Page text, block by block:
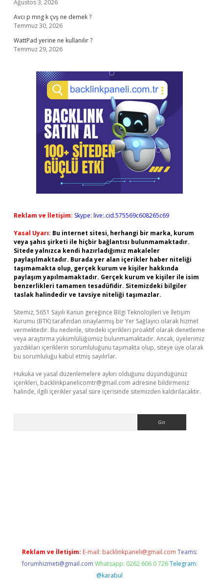
Ağustos 3, 2026
Avcı p mng k çvş ne demek ?
Temmuz 30, 2026
WattPad yerine ne kullanılır ?
Temmuz 29, 2026
Reklam ve İletişim: Skype: live:.cid.575569c608265c69
Yasal Uyarı: Bu internet sitesi, herhangi bir marka, kurum
veya şahıs şirketi ile hiçbir bağlantısı bulunmamaktadır.
Sitede yalnızca kendi hazırladığımız makaleler
paylaşılmaktadır. Burada yer alan içerikler haber niteliği
taşımamakta olup, gerçek kurum ve kişiler hakkında
paylaşım yapılmamaktadır. Gerçek kurum ve kişiler ile isim
benzerlikleri tamamen tesadüfidir. Sitemizdeki bilgiler
taslak halindedir ve tavsiye niteliği taşımazlar.
Sitemiz, 5651 Sayılı Kanun gereğince Bilgi Teknolojileri ve İletişim
Kurumu (BTK) tarafından onaylanmış bir Yer Sağlayıcı olarak hizmet
vermektedir. Bu nedenle, sitedeki içerikleri proaktif olarak denetleme
veya araştırma yükümlülüğümüz bulunmamaktadır. Ancak, üyelerimiz
yazdıkları içeriklerin sorumluluğunu taşımakta olup, siteye üye olarak
bu sorumluluğu kabul etmiş sayılırlar.
Hukuka ve yasal düzenlemelere aykırı olduğunu düşündüğünüz
içerikleri, backlinkpanelicomtr@gmail.com adresine bildirmeniz
halinde, ilgili içerikler yasal süre içerisinde sitemizden kaldırılacaktır.
Reklam ve İletişim: E-mail: backlinkpaneli@gmail.com Teams:
forumhizmeti@gmail.com Whatsapp: 0262 606 0 726 Telegram:
@karabul